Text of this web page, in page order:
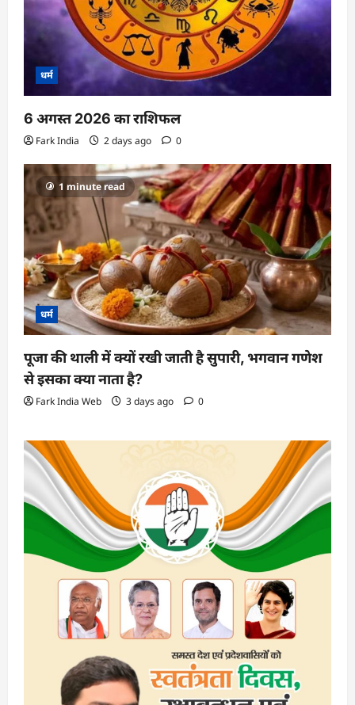
धर्म
6 अगस्त 2026 का राशिफल
Fark India 2 days ago 0
1 minute read
धर्म
पूजा की थाली में क्यों रखी जाती है सुपारी, भगवान गणेश
से इसका क्या नाता है?
Fark India Web 3 days ago 0